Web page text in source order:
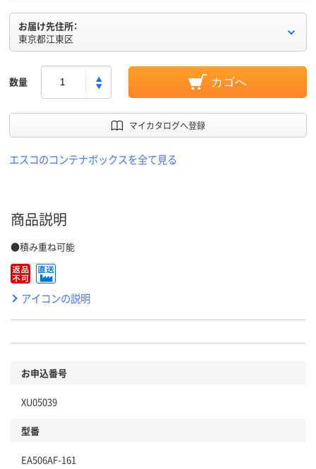
お届け先住所：
東京都江東区
数量 カゴへ
マイカタログへ登録
エスコのコンテナボックスを全て見る
商品説明
●積み重ね可能
アイコンの説明
お申込番号
XU05039
型番
EA506AF-161